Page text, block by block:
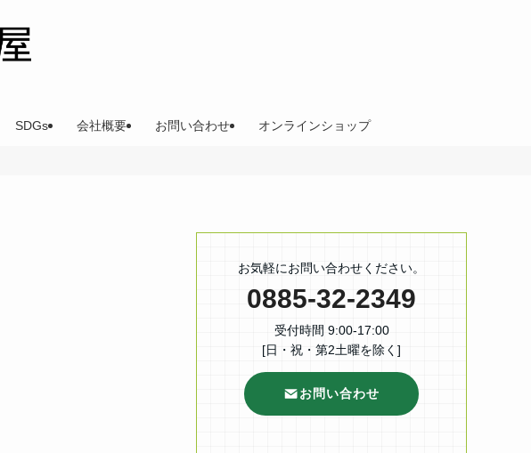
SDGs 会社概要 お問い合わせ オンラインショップ
お気軽にお問い合わせください。
0885-32-2349
受付時間 9:00-17:00
[日・祝・第2土曜を除く]
お問い合わせ